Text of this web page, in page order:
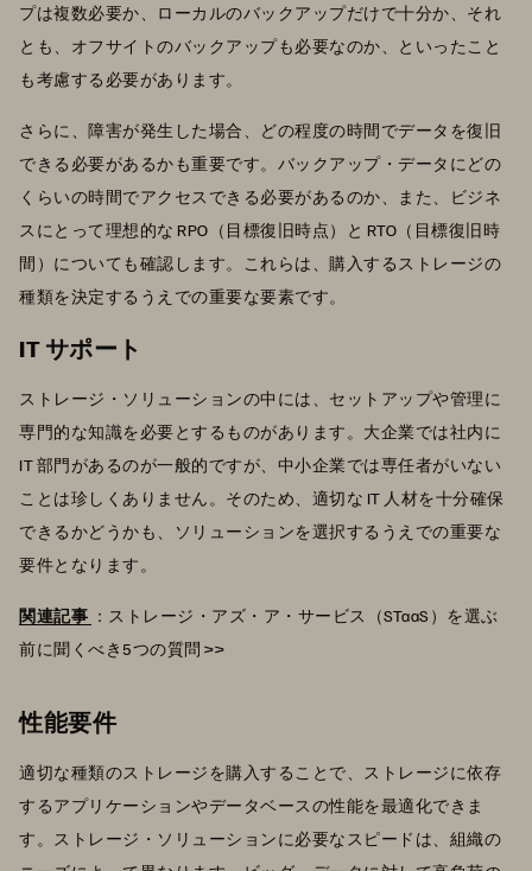
プは複数必要か、ローカルのバックアップだけで十分か、それ
とも、オフサイトのバックアップも必要なのか、といったこと
も考慮する必要があります。
さらに、障害が発生した場合、どの程度の時間でデータを復旧
できる必要があるかも重要です。バックアップ・データにどの
くらいの時間でアクセスできる必要があるのか、また、ビジネ
スにとって理想的な RPO（目標復旧時点）と RTO（目標復旧時
間）についても確認します。これらは、購入するストレージの
種類を決定するうえでの重要な要素です。
IT サポート
ストレージ・ソリューションの中には、セットアップや管理に
専門的な知識を必要とするものがあります。大企業では社内に
IT 部門があるのが一般的ですが、中小企業では専任者がいない
ことは珍しくありません。そのため、適切な IT 人材を十分確保
できるかどうかも、ソリューションを選択するうえでの重要な
要件となります。
関連記事 ：ストレージ・アズ・ア・サービス（STaaS）を選ぶ
前に聞くべき5つの質問 >>
性能要件
適切な種類のストレージを購入することで、ストレージに依存
するアプリケーションやデータベースの性能を最適化できま
す。ストレージ・ソリューションに必要なスピードは、組織の